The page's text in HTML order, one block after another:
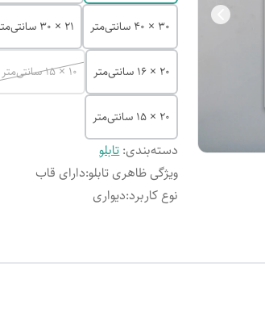
30 × 40 سانتی‌متر 21 × 30 سانتی‌متر
20 × 16 سانتی‌متر 10 × 15 سانتی‌متر
20 × 15 سانتی‌متر
دسته‌بندی:تابلو
ویژگی ظاهری تابلو:دارای قاب
نوع کاربرد:دیواری